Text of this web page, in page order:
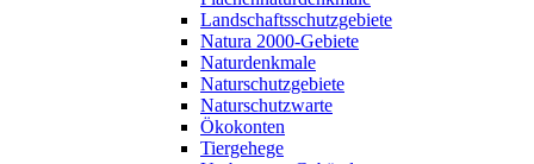
Landschaftsschutzgebiete
Natura 2000-Gebiete
Naturdenkmale
Naturschutzgebiete
Naturschutzwarte
Ökokonten
Tiergehege